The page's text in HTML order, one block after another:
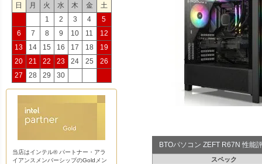
BTOパソコン ZEFT R67N 性能
スペック
日
月 火 水 木 金
土
1
2 3 4
5
6
7 8 9 10 11
12
13
14 15 16 17 18
19
20
21 22 23 24 25
26
27
28 29 30
当店はインテル® パートナー・アラ
イアンスメンバーシップのGoldメン